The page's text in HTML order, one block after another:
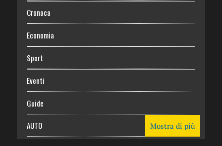
Cronaca
Economia
Sport
Eventi
Guide
AUTO Mostra di più